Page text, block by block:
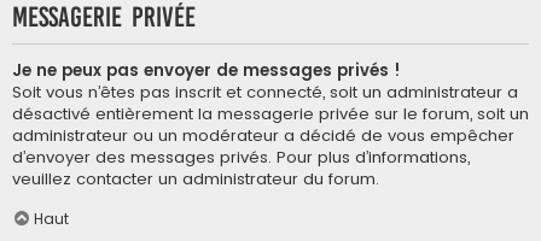
Messagerie privée
Je ne peux pas envoyer de messages privés !
Soit vous n’êtes pas inscrit et connecté, soit un administrateur a
désactivé entièrement la messagerie privée sur le forum, soit un
administrateur ou un modérateur a décidé de vous empêcher
d’envoyer des messages privés. Pour plus d’informations,
veuillez contacter un administrateur du forum.
Haut